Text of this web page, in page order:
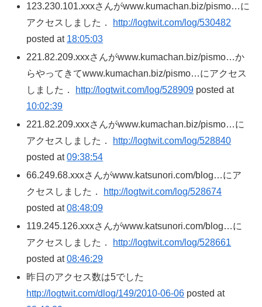
123.230.101.xxxさんがwww.kumachan.biz/pismo…に
アクセスしました．
http://logtwit.com/log/530482
posted at 18:05:03
221.82.209.xxxさんがwww.kumachan.biz/pismo…か
らやってきてwww.kumachan.biz/pismo…にアクセス
しました．
http://logtwit.com/log/528909 posted at
10:02:39
221.82.209.xxxさんがwww.kumachan.biz/pismo…に
アクセスしました．
http://logtwit.com/log/528840
posted at09:38:54
66.249.68.xxxさんがwww.katsunori.com/blog…にア
クセスしました．
http://logtwit.com/log/528674
posted at08:48:09
119.245.126.xxxさんがwww.katsunori.com/blog…に
アクセスしました．
http://logtwit.com/log/528661
posted at08:46:29
昨日のアクセス数は5でした
http://logtwit.com/dlog/149/2010-06-06 posted at